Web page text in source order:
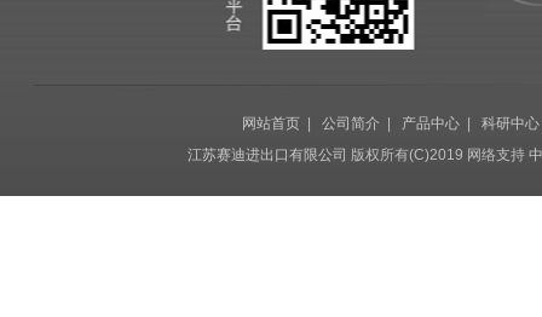
网站首页| 公司简介 产品中心| 科研中心
江苏赛迪进出口有限公司 版权所有(C)2019 网络支持